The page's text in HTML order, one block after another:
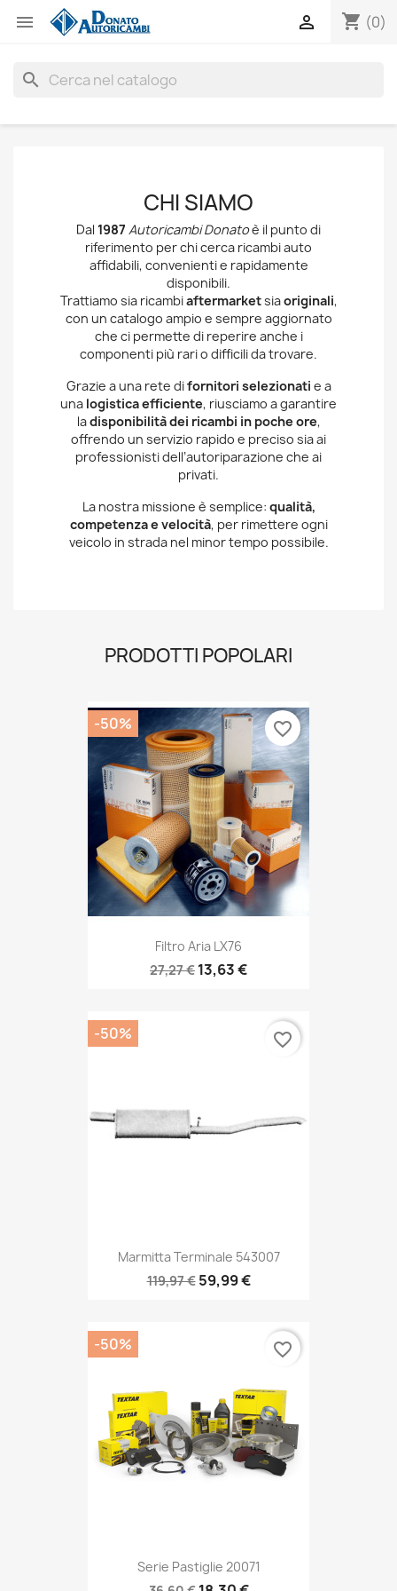
 shopping_cart (0)

search
CHI SIAMO
Dal 1987 Autoricambi Donatoè il punto di
riferimento per chi cerca ricambi auto
affidabili, convenienti e rapidamente
disponibili.
Trattiamo sia ricambiaftermarketsiaoriginali,
con un catalogo ampio e sempre aggiornato
che ci permette di reperire anche i
componenti più rari o difficili da trovare.
Grazie a una rete difornitori selezionati e a
una logistica efficiente, riusciamo a garantire
ladisponibilità dei ricambi in poche ore,
offrendo un servizio rapido e preciso sia ai
professionisti dell’autoriparazione che ai
privati.
La nostra missione è semplice: qualità,
competenza e velocità, per rimettere ogni
veicolo in strada nel minor tempo possibile.
PRODOTTI POPOLARI
Filtro Aria LX76
27,27 € 13,63 €
-50% favorite_border
Marmitta Terminale 543007
119,97 € 59,99 €
-50% favorite_border
Serie Pastiglie 20071
-50% favorite_border